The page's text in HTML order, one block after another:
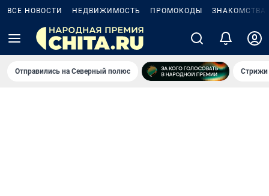
ВСЕ НОВОСТИ НЕДВИЖИМОСТЬ ПРОМОКОДЫ ЗНАКОМСТВА
Отправились на Северный полюс Стрижи